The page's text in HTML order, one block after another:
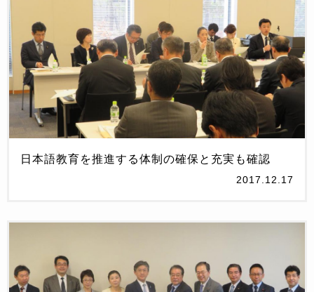
日本語教育を推進する体制の確保と充実も確認
2017.12.17